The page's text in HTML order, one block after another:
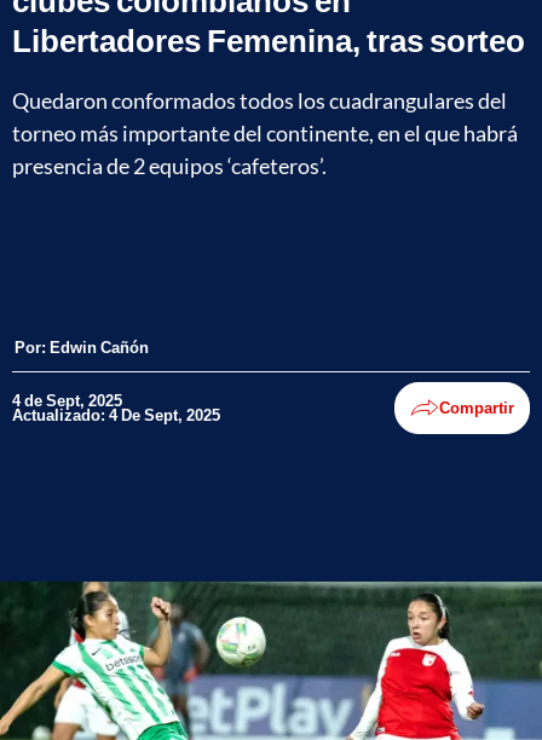
Libertadores Femenina, tras sorteo
Quedaron conformados todos los cuadrangulares del
torneo más importante del continente, en el que habrá
presencia de 2 equipos ‘cafeteros’.
Por: Edwin Cañón
4 de Sept, 2025
Actualizado: 4 De Sept, 2025 Compartir